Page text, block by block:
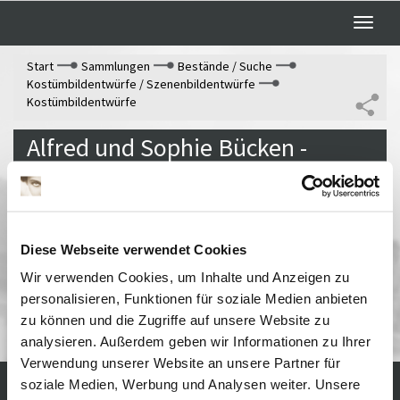
Diese Webseite verwendet Cookies
Wir verwenden Cookies, um Inhalte und Anzeigen zu
personalisieren, Funktionen für soziale Medien anbieten
zu können und die Zugriffe auf unsere Website zu
analysieren. Außerdem geben wir Informationen zu Ihrer
Verwendung unserer Website an unsere Partner für
soziale Medien, Werbung und Analysen weiter. Unsere
Toggle
Start
Sammlungen
Bestände / Suche
Kostümbildentwürfe / Szenenbildentwürfe
Kostümbildentwürfe
Alfred und Sophie Bücken -
Kostümbildner
Entwürfe, Fotos, Presse
In Babelsberg gedrehte Filme von Alfred und Sophie
Bücken